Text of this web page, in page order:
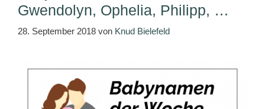
Gwendolyn, Ophelia, Philipp, …
28. September 2018 von Knud Bielefeld